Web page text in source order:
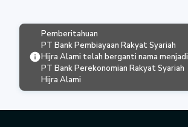
Pemberitahuan
PT Bank Pembiayaan Rakyat Syariah
Hijra Alami telah berganti nama menjadi
PT Bank Perekonomian Rakyat Syariah
Hijra Alami